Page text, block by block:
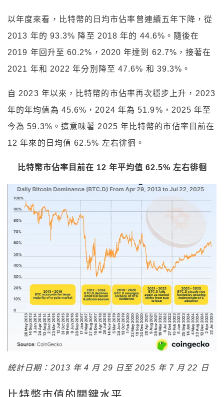
以年度來看，比特幣的日均市佔率曾連續五年下降，從
2013 年的 93.3% 降至 2018 年的 44.6%。隨後在
2019 年回升至 60.2%，2020 年達到 62.7%，接著在
2021 年和 2022 年分別降至 47.6% 和 39.3%。
自 2023 年以來，比特幣的市佔率再次穩步上升，2023
年的年均值為 45.6%，2024 年為 51.9%，2025 年至
今為 59.3%。這意味著 2025 年比特幣的市佔率目前在
12 年來的日均值 62.5% 左右徘徊。
比特幣市佔率目前在 12 年平均值 62.5% 左右徘徊
統計日期：2013 年 4 月 29 日至 2025 年 7 月 22 日